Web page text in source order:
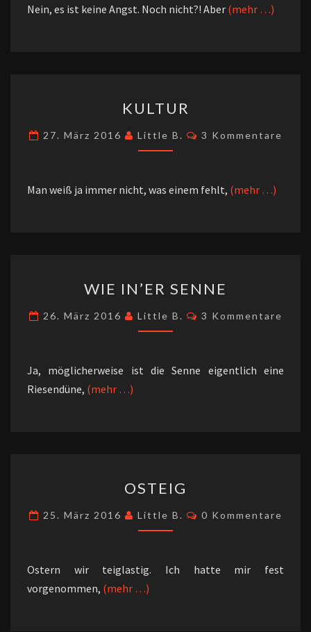
Nein, es ist keine Angst. Noch nicht?! Aber (mehr …)
KULTUR
27. März 2016 Little B. Kommentare
3 Kommentare
Man weiß ja immer nicht, was einem fehlt, (mehr …)
IN’ER
SENNE
WIE IN’ER SENNE
26. März 2016 Little B. Kommentare
3 Kommentare
Ja, möglicherweise ist die Senne eigentlich eine
Riesendüne, (mehr …)
OSTEIG
25. März 2016 Little B. Kommentare
0 Kommentare
Ostern wir teiglastig. Ich hatte mir fest
vorgenommen, (mehr …)